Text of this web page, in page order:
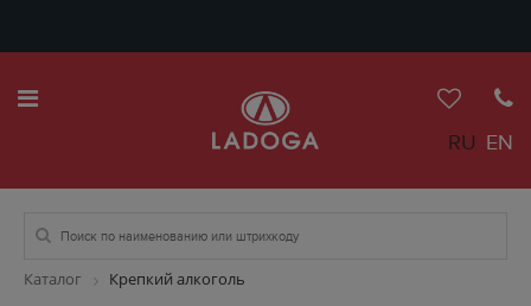
RU EN
Каталог Крепкий алкоголь